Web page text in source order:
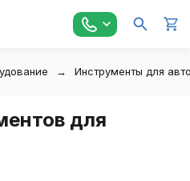
Инструменты для
для